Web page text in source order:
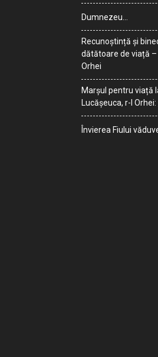
Dumnezeu…
Recunoștință și
dătătoare de viață
Orhei
Marșul pentru viață
Lucășeuca, r-l
Învierea Fiului